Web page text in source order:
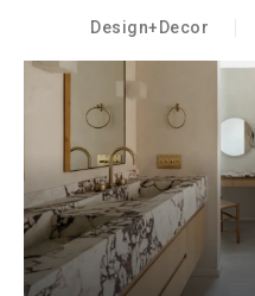
Design+Decor